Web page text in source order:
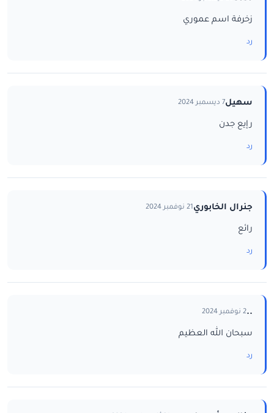
زخرفة اسم عموري
رد
سهيل7 ديسمبر 2024
رإيع جدن
رد
جنرال الخابوري21 نوفمبر 2024
رائع
رد
..2 نوفمبر 2024
سبحان الله العظيم
رد